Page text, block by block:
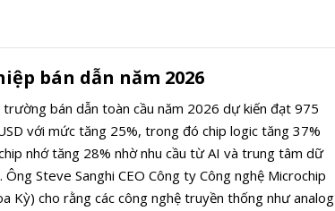
cả ngày.bán dẫn năm 2026
trường bán dẫn toàn cầu năm 2026 dự kiến đạt 975
với mức tăng 25%, trong đó chip logic tăng 37%
nhớ tăng 28% nhờ nhu cầu từ AI và trung tâm dữ
Ông Steve Sanghi CEO Công ty Công nghệ Microchip
Kỳ) cho rằng các công nghệ truyền thống như analog